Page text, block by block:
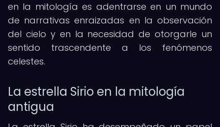
en la mitología es adentrarse en un mundo
de narrativas enraizadas en la observación
del cielo y en la necesidad de otorgarle un
sentido trascendente a los fenómenos
celestes.
La estrella Sirio en la mitología
antigua